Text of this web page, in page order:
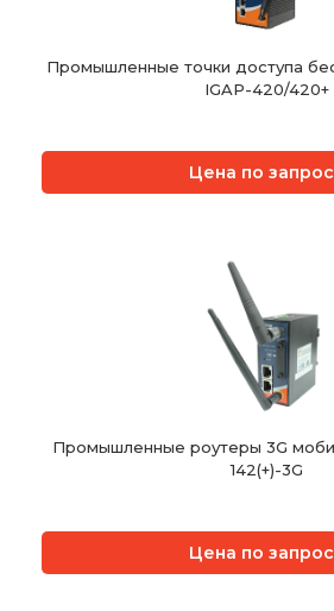
Промышленные точки доступа
IGAP-420/420+
Цена по
Промышленные роутеры 3G
142(+)-3G
Цена по